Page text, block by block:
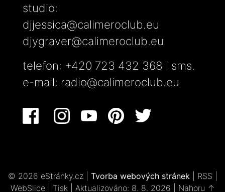
studio:
djjessica@calimeroclub.eu
djygraver@calimeroclub.eu
telefon: +420 723 432 368 i sms.
e-mail: radio@calimeroclub.eu
© 2026 eStránky.cz Tvorba webových stránek| RSS
WebSlice
Tisk| Aktualizováno: 8. 8. 2026 Nahoru ↑